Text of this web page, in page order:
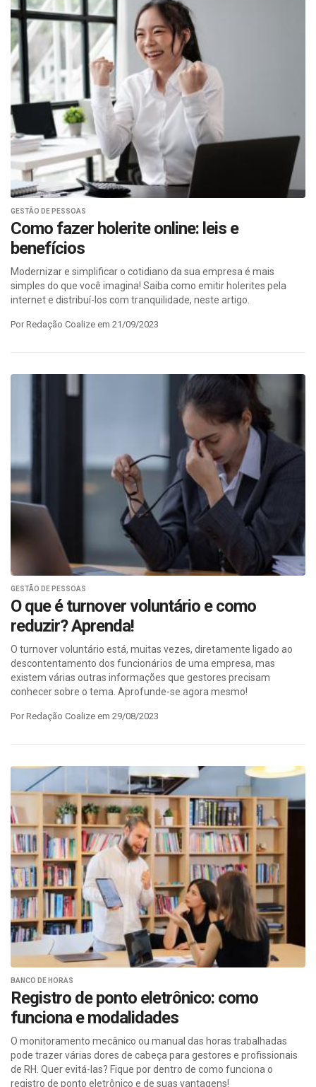
GESTÃO DE PESSOAS
Como fazer holerite online: leis e
benefícios
Modernizar e simplificar o cotidiano da sua empresa é mais
simples do que você imagina! Saiba como emitir holerites pela
internet e distribuí-los com tranquilidade, neste artigo.
Por Redação Coalize em 21/09/2023
GESTÃO DE PESSOAS
O que é turnover voluntário e como
reduzir? Aprenda!
O turnover voluntário está, muitas vezes, diretamente ligado ao
descontentamento dos funcionários de uma empresa, mas
existem várias outras informações que gestores precisam
conhecer sobre o tema. Aprofunde-se agora mesmo!
Por Redação Coalize em 29/08/2023
BANCO DE HORAS
Registro de ponto eletrônico: como
funciona e modalidades
O monitoramento mecânico ou manual das horas trabalhadas
pode trazer várias dores de cabeça para gestores e profissionais
de RH. Quer evitá-las? Fique por dentro de como funciona o
registro de ponto eletrônico e de suas vantagens!